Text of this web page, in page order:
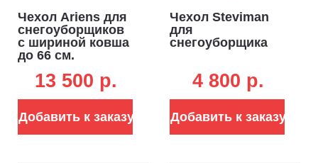
Чехол Ariens для
снегоуборщиков
с шириной ковша
до 66 см.
13 500 p.
Добавить к заказу
Чехол Steviman
для
снегоуборщика
4 800 p.
Добавить к заказу